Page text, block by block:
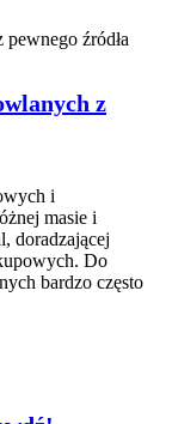
z
i
masie i
doradzającej
Do
bardzo często